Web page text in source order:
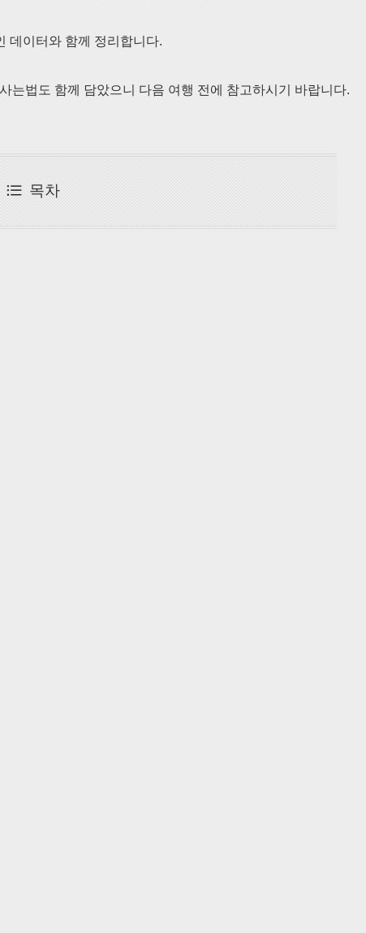
데이터와 함께 정리합니다.
는법도 함께 담았으니 다음 여행 전에 참고하시기 바랍니다.
목차